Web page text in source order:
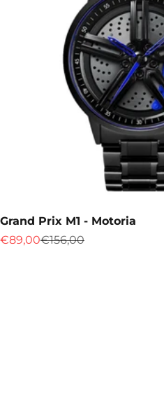
Grand Prix M1 - Motoria
Prix de vente
€89,00Prix normal
€156,00